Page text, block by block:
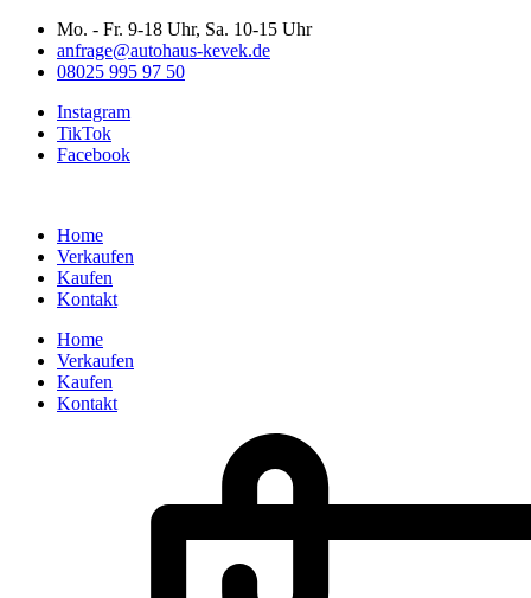
Zum
Inhalt
wechseln
Mo. - Fr. 9-18 Uhr, Sa. 10-15 Uhr
anfrage@autohaus-kevek.de
08025 995 97 50
Instagram
TikTok
Facebook
Home
Verkaufen
Kaufen
Kontakt
Home
Verkaufen
Kaufen
Kontakt